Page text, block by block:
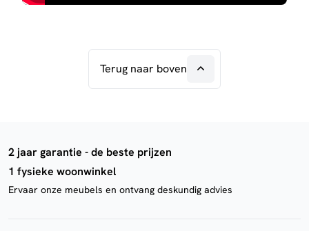
Terug naar boven
2 jaar garantie - de beste prijzen
1 fysieke woonwinkel
Ervaar onze meubels en ontvang deskundig advies